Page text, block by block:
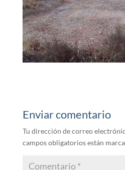
Enviar comentario
Tu dirección de correo
campos obligatorios están